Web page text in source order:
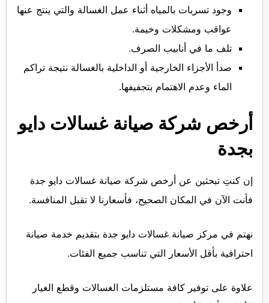
وجود تسربات بالمياه أثناء عمل الغسالة والتي ينتج عنها
عواقب ومشكلات وخيمة.
تلف ما في أنابيب الصرف.
صدأ الأجزاء الخارجية أو الداخلية بالغسالة نتيجة تراكم
الماء وعدم الاهتمام بتجفيفها.
أرخص شركة صيانة غسالات دايو
بجدة
إن كنتِ تبحثين عن أرخص شركة صيانة غسالات دايو جدة
فأنت الآن في المكان الصحيح، فأسعارنا لا تقبل المنافسة.
نهتم في مركز صيانة غسالات دايو جدة بتقديم خدمة صيانة
احترافية بأقل الأسعار التي تناسب جميع الفئات.
علاوة على توفير كافة مستلزمات الغسالات وقطع الغيار